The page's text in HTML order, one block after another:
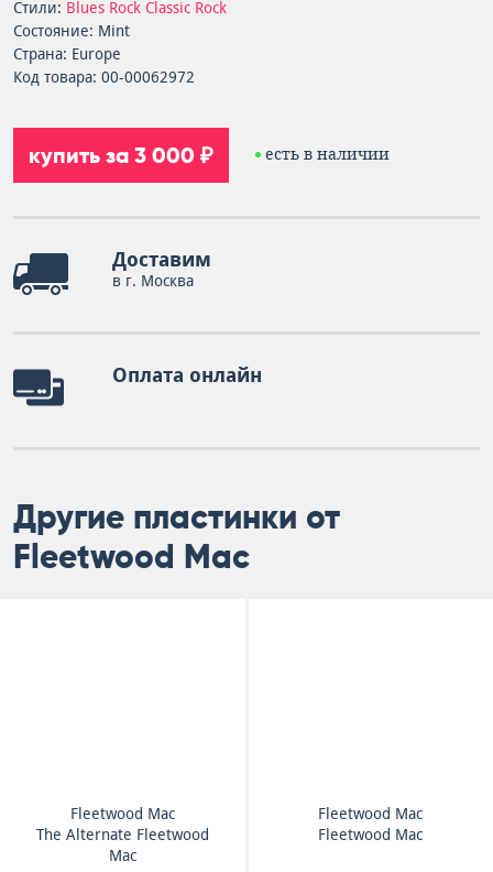
Стили: Blues Rock Classic Rock
Состояние: Mint
Страна: Europe
Код товара: 00-00062972
купить за 3 000 ₽ есть в наличии
Доставим
в г. Москва
Оплата онлайн
Другие пластинки от
Fleetwood Mac
Fleetwood Mac
The Alternate Fleetwood
Mac
Fleetwood Mac
Fleetwood Mac